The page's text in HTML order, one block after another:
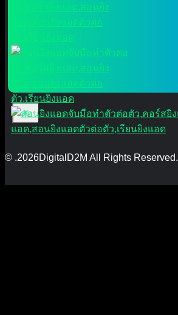
X
© .2026DigitalD2M All Rights Reserved.